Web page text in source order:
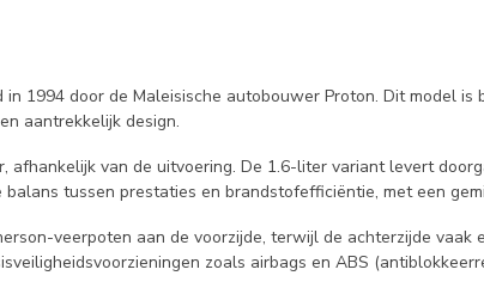
1994 door de Maleisische autobouwer Proton. Dit model is
aantrekkelijk design.
van de uitvoering. De 1.6-liter variant levert
tussen prestaties en brandstofefficiëntie, met een
veerpoten aan de voorzijde, terwijl de achterzijde
zoals airbags en ABS